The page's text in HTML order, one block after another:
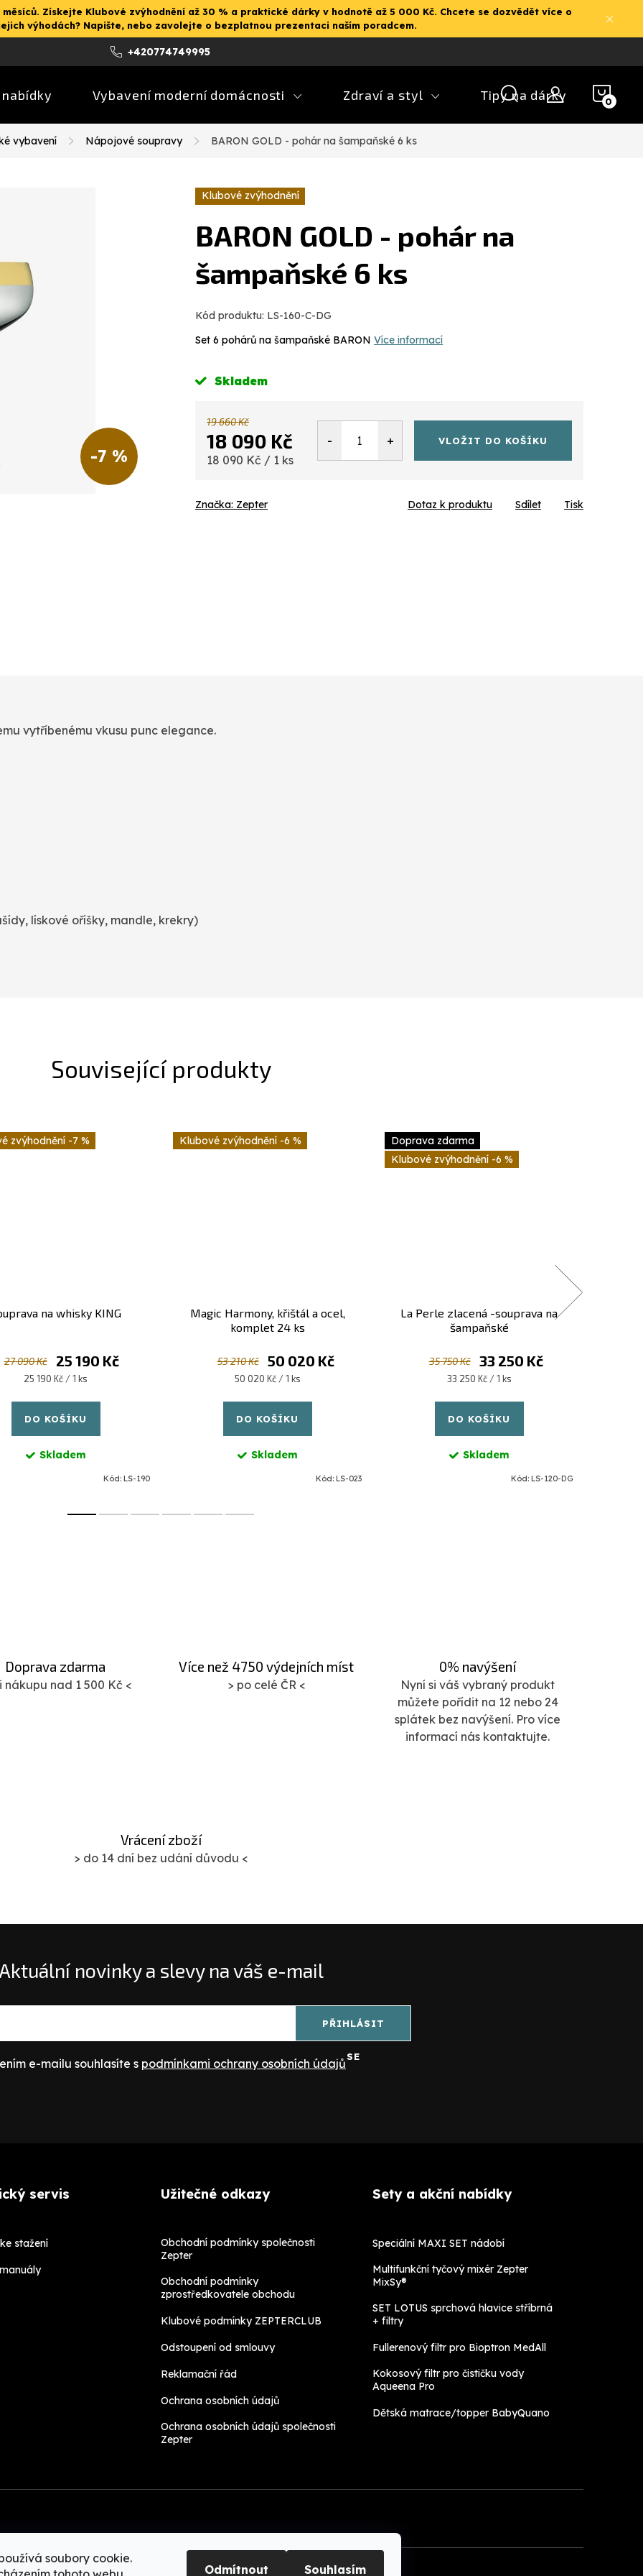
soubory cookie.
Odmítnout Souhlasím
Získejte Klubové zvýhodnění až 30 % a praktické dárky v hodnotě až 5 000 Kč. Chcete se dozvědět více o
výhodách? Napište, nebo zavolejte o bezplatnou prezentaci naším poradcem.
+420774749995
Vybavení moderní domácnosti Zdraví a styl Tipy na dárky
vybavení Nápojové soupravy BARON GOLD - pohár na šampaňské 6 ks
-7 %
Klubové zvýhodnění
BARON GOLD - pohár na
šampaňské 6 ks
Kód produktu: LS-160-C-DG
Set 6 pohárů na šampaňské BARON Více informací
Skladem
19 660 Kč
18 090 Kč
Měrná
18 090 Kč / 1 ks
VLOŽIT DO KOŠÍKU
Značka: Zepter Tisk
Dotaz k produktu Sdílet
vytříbenému vkusu punc elegance.
lískové oříšky, mandle, krekry)
Související produkty
-7 %
na whisky KING
27 090 Kč 25 190 Kč
Měrná
25 190 Kč / 1 ks
DO KOŠÍKU
Skladem
Kód: LS-190
-6 %
Magic Harmony, křištál a ocel,
komplet 24 ks
53 210 Kč 50 020 Kč
Měrná
50 020 Kč / 1 ks
DO KOŠÍKU
Skladem
Kód: LS-023
Doprava zdarma
-6 %
La Perle zlacená -souprava na
šampaňské
35 750 Kč 33 250 Kč
Měrná
33 250 Kč / 1 ks
DO KOŠÍKU
Skladem
Kód: LS-120-DG
Doprava zdarma
nákupu nad 1 500 Kč <
Více než 4750 výdejních míst
> po celé ČR <
0% navýšení
Nyní si váš vybraný produkt
můžete pořídit na 12 nebo 24
splátek bez navýšení. Pro více
informací nás kontaktujte.
Vrácení zboží
> do 14 dní bez udání důvodu <
novinky a slevy na váš e-mail
e-mailu souhlasíte s podmínkami ochrany osobních údajů
PŘIHLÁSIT
SE
servis
stažení
Užitečné odkazy
Obchodní podmínky společnosti
Zepter
Obchodní podmínky
zprostředkovatele obchodu
Klubové podmínky ZEPTERCLUB
Odstoupení od smlouvy
Reklamační řád
Ochrana osobních údajů
Ochrana osobních údajů společnosti
Zepter
Sety a akční nabídky
Speciální MAXI SET nádobí
Multifunkční tyčový mixér Zepter
MixSy®
SET LOTUS sprchová hlavice stříbrná
+ filtry
Fullerenový filtr pro Bioptron MedAll
Kokosový filtr pro čističku vody
Aqueena Pro
Dětská matrace/topper BabyQuano